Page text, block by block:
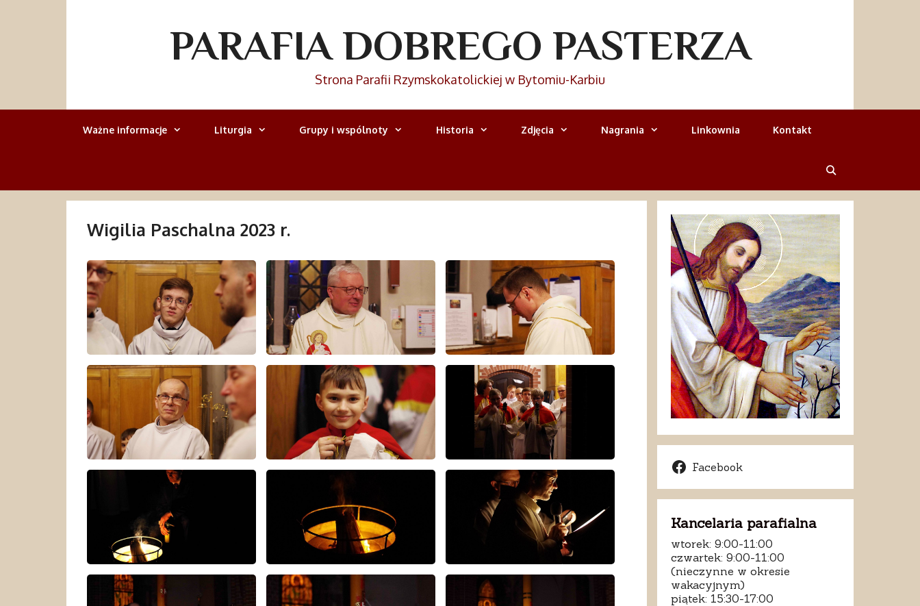
PARAFIA DOBREGO PASTERZA
Strona Parafii Rzymskokatolickiej w Bytomiu-Karbiu
Ważne informacje Liturgia Grupy i wspólnoty Historia Zdjęcia Nagrania Linkownia Kontakt
Wigilia Paschalna 2023 r.
Facebook
Kancelaria parafialna
wtorek: 9:00-11:00
czwartek: 9:00-11:00
(nieczynne w okresie
wakacyjnym)
piątek: 15:30-17:00